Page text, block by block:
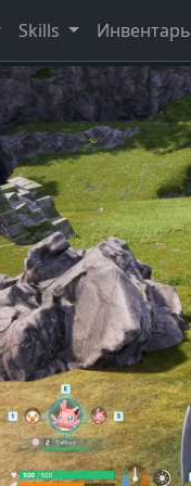
Skills Инвентарь